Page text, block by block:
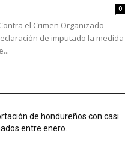
0
el Crimen Organizado
de imputado la medida
de hondureños con casi
entre enero...